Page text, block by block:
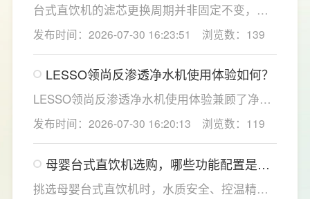
台式直饮机的滤芯更换周期并非固定不变，主
要取决于实际用水量、进水水质及使用频率等
因素。一般来说，PP棉和活性炭类前置滤芯建
议每6至12个月更换一次，RO反渗透膜滤芯使
用寿命相对较长，通常在2至3年左右，而后置
活性炭滤芯则建议每年更换一次以保障出水口
感。
发布时间：2026-07-30 16:23:51 浏览数：139
LESSO领尚反渗透净水机使用体验如何？
LESSO领尚反渗透净水机使用体验兼顾了净水
效果、使用便捷性和节水表现。产品采用
120mm纤薄机身设计，不占用过多厨下空间；
双出水模式可根据不同需求切换生活用水和直
饮水，不仅满足厨房多场景用水需求，还有助
于延长滤芯使用寿命。
发布时间：2026-07-30 16:20:13 浏览数：119
母婴台式直饮机选购，哪些功能配置是有
娃家庭必不可少的？
挑选母婴台式直饮机时，水质安全、控温精准